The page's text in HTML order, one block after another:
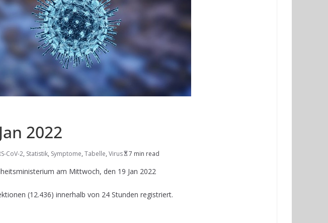
2022
CoV-2, Statistik, Symptome, Tabelle, Virus 7 min read
am Mittwoch, den 19 Jan 2022
(12.436) innerhalb von 24 Stunden registriert.